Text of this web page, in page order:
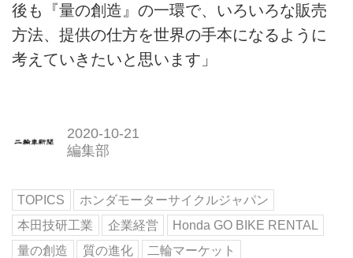
後も『量の創造』の一環で、いろいろな販売
方法、提供の仕方を世界の手本になるように
考えていきたいと思います」
2020-10-21
編集部
TOPICS
ホンダモーターサイクルジャパン
本田技研工業
企業経営
Honda GO BIKE RENTAL
量の創造
質の進化 二輪マーケット